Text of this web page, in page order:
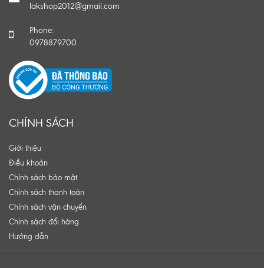
lakshop2012@gmail.com
Phone:
0978879700
CHÍNH SÁCH
Giới thiệu
Điều khoản
Chính sách bảo mật
Chính sách thanh toán
Chính sách vận chuyển
Chính sách đổi hàng
Hướng dẫn